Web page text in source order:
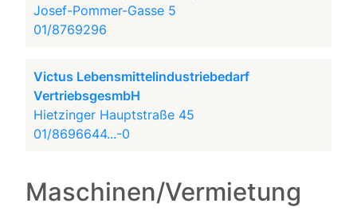
Josef-Pommer-Gasse 5
01/8769296
Victus Lebensmittelindustriebedarf
VertriebsgesmbH
Hietzinger Hauptstraße 45
01/8696644...-0
Maschinen/Vermietung